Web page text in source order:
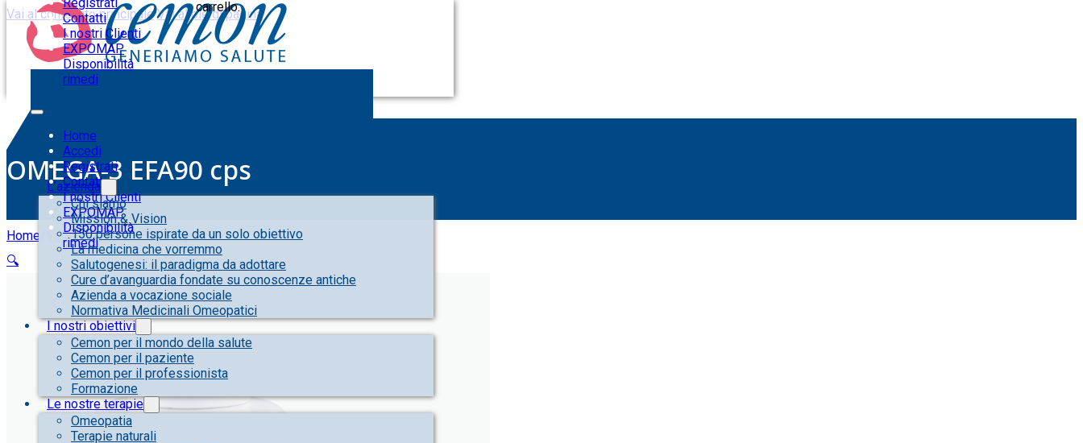
Vai al contenuto principale Vai al piè di pagina
Contatti
I nostri Clienti
EXPOMAP
Disponibilità
rimedi
Home
Accedi
Registrati
Contatti
I nostri Clienti
EXPOMAP
Disponibilità
rimedi
carrello.
L’azienda
Chi siamo
Mission & Vision
150 persone ispirate da un solo obiettivo
La medicina che vorremmo
Salutogenesi: il paradigma da adottare
Cure d’avanguardia fondate su conoscenze antiche
Azienda a vocazione sociale
Normativa Medicinali Omeopatici
I nostri obiettivi
Cemon per il mondo della salute
Cemon per il paziente
Cemon per il professionista
Formazione
Le nostre terapie
Omeopatia
Terapie naturali
OMEGA-3 EFA90 cps
Home Varie/OMEGA-3 EFA90 cps
🔍